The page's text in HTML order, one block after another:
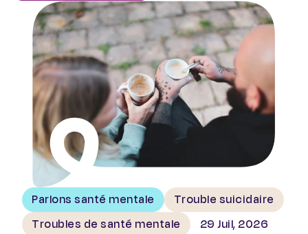
Parlons santé mentale
Trouble suicidaire
Troubles de santé mentale
29 Juil, 2026
Comment aider une personne qui a des idées